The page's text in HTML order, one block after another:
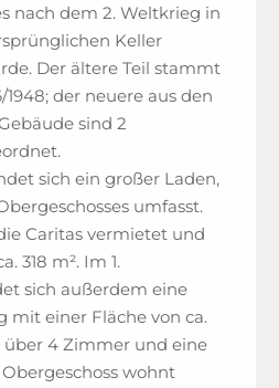
nach dem 2. Weltkrieg in
Keller
Der ältere Teil stammt
1948; der neuere aus den
sind 2
sich ein großer Laden,
umfasst.
Caritas vermietet und
318 m². Im 1.
sich außerdem eine
mit einer Fläche von ca.
über 4 Zimmer und eine
wohnt